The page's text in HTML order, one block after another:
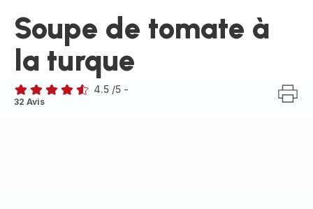
Soupe de tomate à
la turque
ratings.4.5
4.5 /5 -
32 Avis